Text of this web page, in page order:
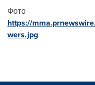
Фото -
https://
wers.jpg